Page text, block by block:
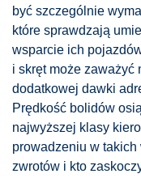
być szczególnie
które sprawdzają
wsparcie ich
i skręt może zaważyć
dodatkowej dawki
Prędkość bolidów
najwyższej klasy
prowadzeniu w
zwrotów i kto